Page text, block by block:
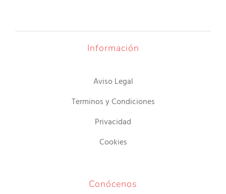
Información
Aviso Legal
Terminos y Condiciones
Privacidad
Cookies
Conócenos